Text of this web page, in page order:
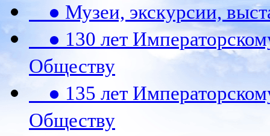
● Музеи, экскурсии,
● 130 лет
Обществу
● 135 лет
Обществу